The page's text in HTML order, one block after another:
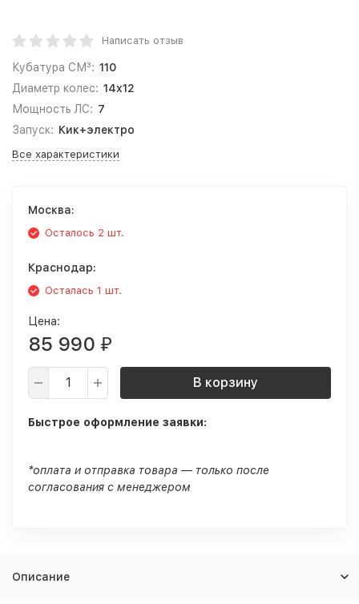
Написать отзыв
Кубатура СМ³: 110
Диаметр колес: 14x12
Мощность ЛС: 7
Запуск: Кик+электро
Все характеристики
Москва:
Осталось 2 шт.
Краснодар:
Осталась 1 шт.
Цена:
85 990 ₽
В корзину
Быстрое оформление заявки:
*оплата и отправка товара — только после
согласования с менеджером
Описание